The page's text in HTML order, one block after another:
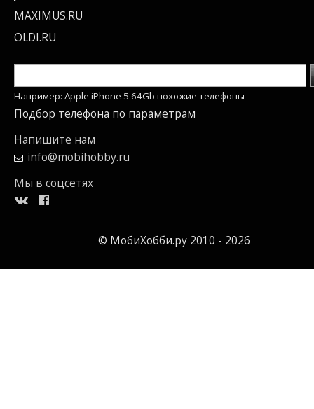
MAXIMUS.RU
OLDI.RU
Например: Apple iPhone 5 64Gb похожие телефоны
Подбор телефона по параметрам
Напишите нам
info@mobihobby.ru
Мы в соцсетях
© МобиХобби.ру 2010 - 2026